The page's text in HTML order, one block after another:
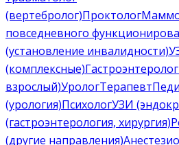
(вертебролог)Проктолог
повседневного
(установление инвалидности)
(комплексные)
взрослый)УрологТерапевт
(урология)ПсихологУЗИ
(гастроэнтерология, хирургия)
(другие направления)